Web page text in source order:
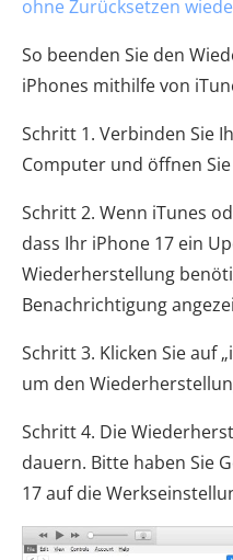
ohne Zurücksetzen
So beenden Sie den
iPhones mithilfe von
Schritt 1. Verbinden Sie
Computer und öffnen
Schritt 2. Wenn iTunes
dass Ihr iPhone 17 ein
Wiederherstellung
Benachrichtigung
Schritt 3. Klicken Sie auf
um den
Schritt 4. Die
dauern. Bitte haben Sie
17 auf die